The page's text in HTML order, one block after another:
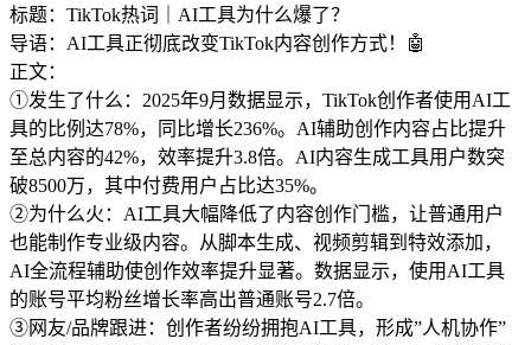
标题：TikTok热词｜AI工具为什么爆了？
导语：AI工具正彻底改变TikTok内容创作方式！🤖
正文：
①发生了什么：2025年9月数据显示，TikTok创作者使用AI工
具的比例达78%，同比增长236%。AI辅助创作内容占比提升
至总内容的42%，效率提升3.8倍。AI内容生成工具用户数突
破8500万，其中付费用户占比达35%。
②为什么火：AI工具大幅降低了内容创作门槛，让普通用户
也能制作专业级内容。从脚本生成、视频剪辑到特效添加，
AI全流程辅助使创作效率提升显著。数据显示，使用AI工具
的账号平均粉丝增长率高出普通账号2.7倍。
③网友/品牌跟进：创作者纷纷拥抱AI工具，形成”人机协作”